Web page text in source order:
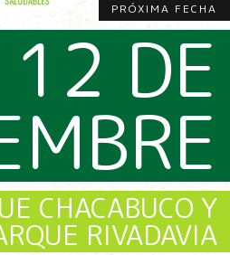
PRÓXIMA FECHA
DE
CHACABUCO Y
RIVADAVIA